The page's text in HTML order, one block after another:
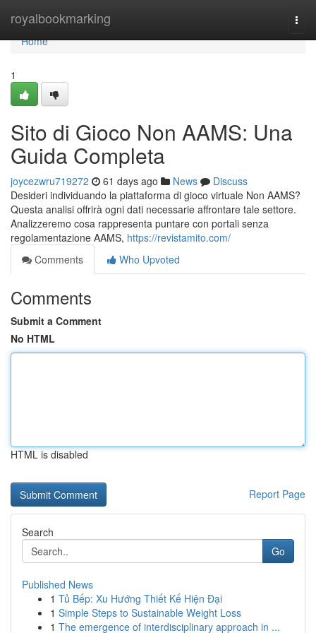
royalbookmarking
Home
Home
1
Sito di Gioco Non AAMS: Una
Guida Completa
joycezwru719272 61 days ago News
Discuss
Desideri individuando la piattaforma di gioco virtuale Non AAMS?
Questa analisi offrirà ogni dati necessarie affrontare tale settore.
Analizzeremo cosa rappresenta puntare con portali senza
regolamentazione AAMS, https://revistamito.com/
Comments
Who Upvoted
Comments
Submit a Comment
No HTML
HTML is disabled
Report Page
Search
Go
Published News
1 Tủ Bếp: Xu Hướng Thiết Kế Hiện Đại
1 Simple Steps to Sustainable Weight Loss
1 The emergence of interdisciplinary approach in ...